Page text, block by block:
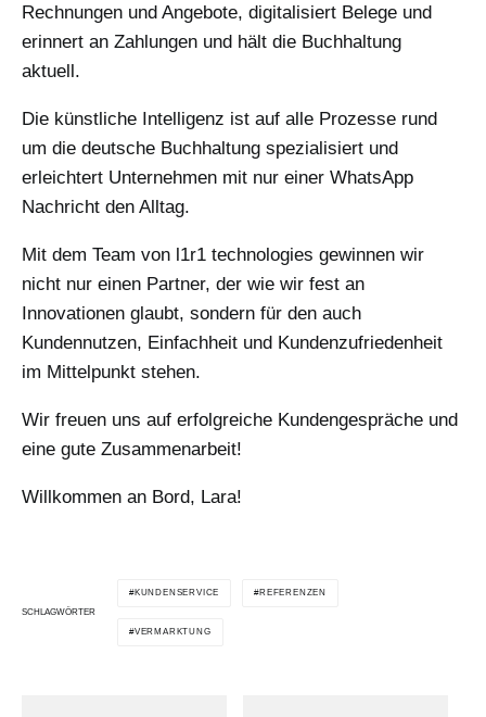
Rechnungen und Angebote, digitalisiert Belege und
erinnert an Zahlungen und hält die Buchhaltung
aktuell.
Die künstliche Intelligenz ist auf alle Prozesse rund
um die deutsche Buchhaltung spezialisiert und
erleichtert Unternehmen mit nur einer WhatsApp
Nachricht den Alltag.
Mit dem Team von l1r1 technologies gewinnen wir
nicht nur einen Partner, der wie wir fest an
Innovationen glaubt, sondern für den auch
Kundennutzen, Einfachheit und Kundenzufriedenheit
im Mittelpunkt stehen.
Wir freuen uns auf erfolgreiche Kundengespräche und
eine gute Zusammenarbeit!
Willkommen an Bord, Lara!
SCHLAGWÖRTER
KUNDENSERVICE REFERENZEN
VERMARKTUNG